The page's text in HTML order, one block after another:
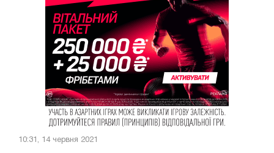
10:31, 14 червня 2021